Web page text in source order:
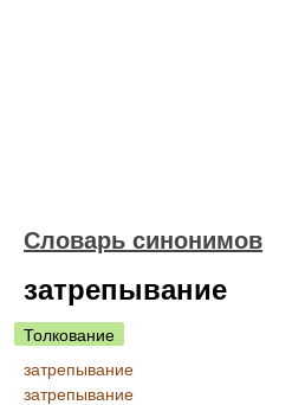
Словарь синонимов
затрепывание
Толкование
затрепывание
затрепывание